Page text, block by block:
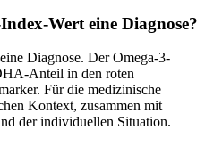
Wert eine Diagnose?
Diagnose. Der Omega-3-
Anteil in den roten
Für die medizinische
Kontext, zusammen mit
der individuellen Situation.